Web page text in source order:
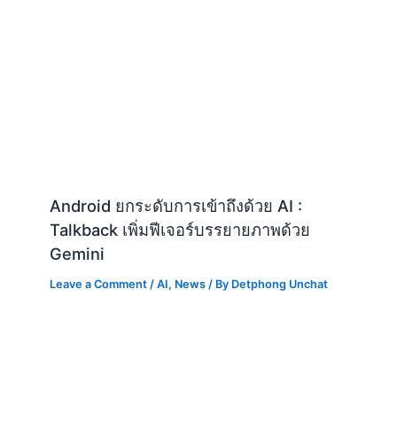
Android ยกระดับการเข้าถึงด้วย AI :
Talkback เพิ่มฟีเจอร์บรรยายภาพด้วย
Gemini
Leave a Comment /AI, News / By Detphong Unchat